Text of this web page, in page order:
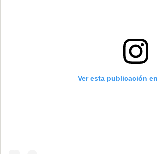
Ver esta publicación